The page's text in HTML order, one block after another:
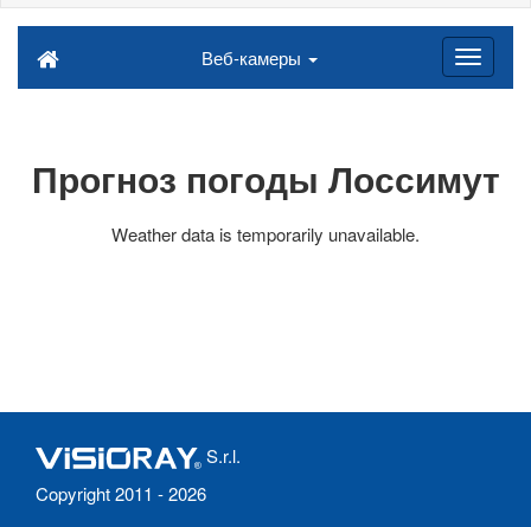
Веб-камеры
Прогноз погоды Лоссимут
Weather data is temporarily unavailable.
S.r.l.
Copyright 2011 - 2026